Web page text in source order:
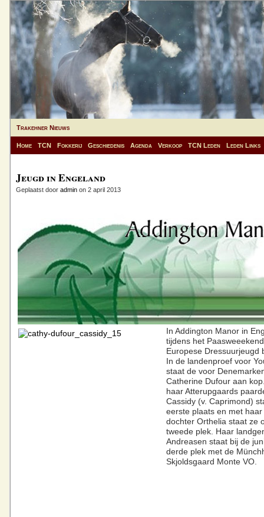
Trakehner Nieuws
Home TCN Fokkerij Geschiedenis Agenda Verkoop TCN Leden Leden Links
Jeugd in Engeland
Geplaatst door admin on 2 april 2013
In Addington Manor in
tijdens het
Europese Dressuurjeugd
In de landenproef voor
staat de voor
Catherine Dufour aan
haar Atterupgaards
Cassidy (v. Caprimond)
eerste plaats en met haar
dochter Orthelia staat ze
tweede plek. Haar
Andreasen staat bij de
derde plek met de
Skjoldsgaard Monte VO.